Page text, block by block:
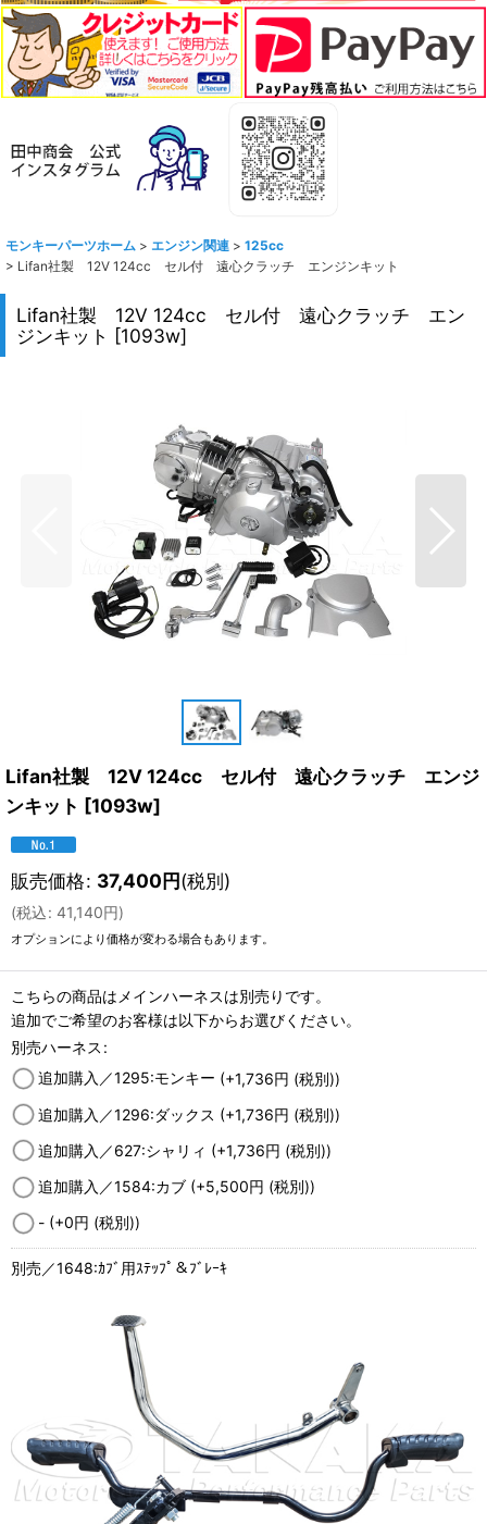
モンキーパーツホーム > エンジン関連 > 125cc
> Lifan社製 12V 124cc セル付 遠心クラッチ エンジンキット
Lifan社製 12V 124cc セル付 遠心クラッチ エン
ジンキット [1093w]
Lifan社製 12V 124cc セル付 遠心クラッチ エンジ
ンキット [1093w]
販売価格: 37,400円(税別)
(税込: 41,140円)
オプションにより価格が変わる場合もあります。
こちらの商品はメインハーネスは別売りです。
追加でご希望のお客様は以下からお選びください。
別売ハーネス :
追加購入／1295:モンキー (+1,736円 (税別))
追加購入／1296:ダックス (+1,736円 (税別))
追加購入／627:シャリィ (+1,736円 (税別))
追加購入／1584:カブ (+5,500円 (税別))
- (+0円 (税別))
別売／1648:ｶﾌﾞ用ｽﾃｯﾌﾟ＆ﾌﾞﾚｰｷ